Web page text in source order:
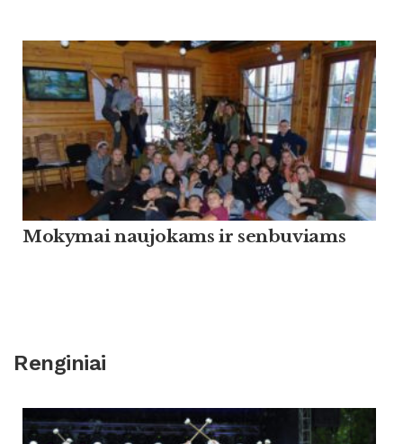
Mokymai naujokams ir senbuviams
Renginiai